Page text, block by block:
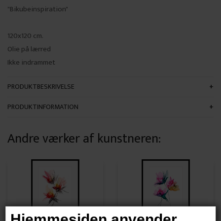
"Bikubeinspiration"
120x120 cm.
Olie på lærred
Ikke indrammet
PRODUKTBESKRIVELSE
PRODUKTINFORMATION
Andre værker af kunstneren: